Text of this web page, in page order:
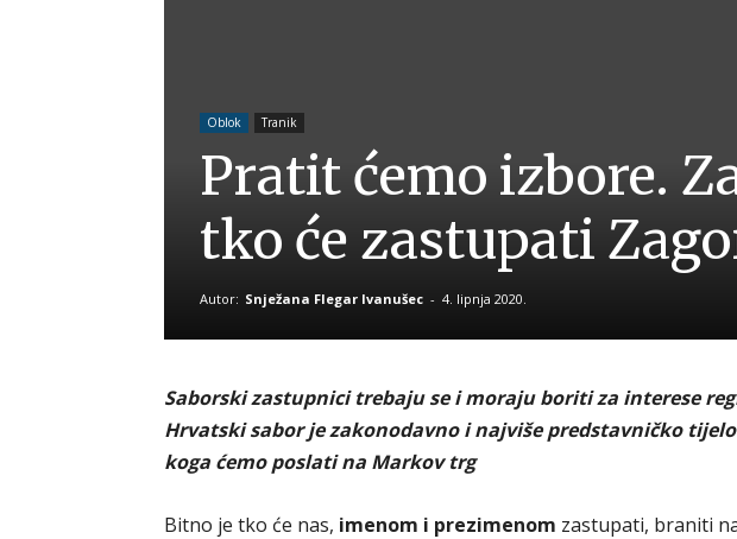
Oblok Tranik
Pratit ćemo izbore.
tko će zastupati
Autor: Snježana Flegar Ivanušec - 4. lipnja 2020.
Saborski zastupnici trebaju se i moraju boriti za interese
Hrvatski sabor je zakonodavno i najviše predstavničko
koga ćemo poslati na Markov trg
Bitno je tko će nas, imenom i prezimenom zastupati, braniti